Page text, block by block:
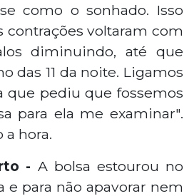
como o sonhado. Isso
contrações voltaram com
diminuindo, até que
das 11 da noite. Ligamos
que pediu que fossemos
para ela me examinar".
a hora.
- A bolsa estourou no
e para não apavorar nem